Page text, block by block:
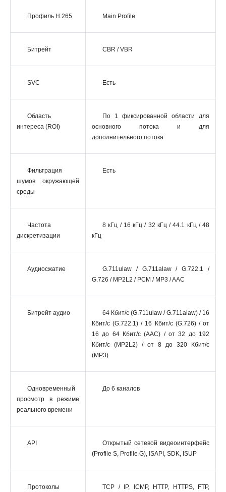
Профиль H.265 Main Profile
Битрейт CBR / VBR
SVC Есть
Область
интереса (ROI)
По 1 фиксированной области для
основного потока и для
дополнительного потока
Фильтрация
шумов окружающей
среды
Есть
Частота
дискретизации
8 кГц / 16 кГц / 32 кГц / 44.1 кГц / 48
кГц
Аудиосжатие
G.711ulaw / G.711alaw / G.722.1 /
G.726 / MP2L2 / PCM / MP3 / AAC
Битрейт аудио
64 Кбит/с (G.711ulaw / G.711alaw) / 16
Кбит/с (G.722.1) / 16 Кбит/с (G.726) / от
16 до 64 Кбит/с (AAC) / от 32 до 192
Кбит/с (MP2L2) / от 8 до 320 Кбит/с
(MP3)
Одновременный
просмотр в режиме
реального времени
До 6 каналов
API
Открытый сетевой видеоинтерфейс
(Profile S, Profile G), ISAPI, SDK, ISUP
Протоколы
TCP / IP, ICMP, HTTP, HTTPS, FTP,